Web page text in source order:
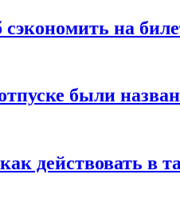
на
были
действовать в